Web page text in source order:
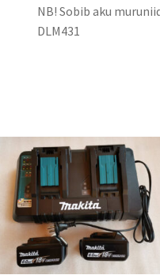
NB! Sobib aku
DLM431